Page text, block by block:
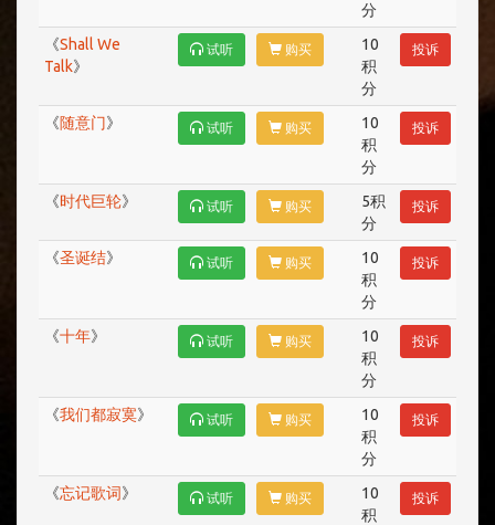
分
《Shall We
Talk》
试听 购买
10
积
分
投诉
《随意门》 试听 购买
10
积
分
投诉
《时代巨轮》 试听 购买
5积
分
投诉
《圣诞结》 试听 购买
10
积
分
投诉
《十年》 试听 购买
10
积
分
投诉
《我们都寂寞》 试听 购买
10
积
分
投诉
《忘记歌词》 试听 购买
10
积
投诉